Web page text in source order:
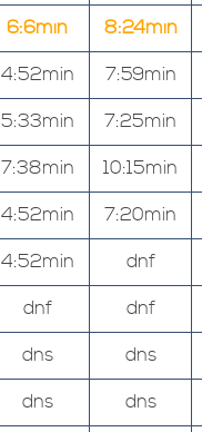
6:6min 8:24min
4:52min 7:59min
5:33min 7:25min
7:38min 10:15min
4:52min 7:20min
4:52min dnf
dnf dnf
dns dns
dns dns